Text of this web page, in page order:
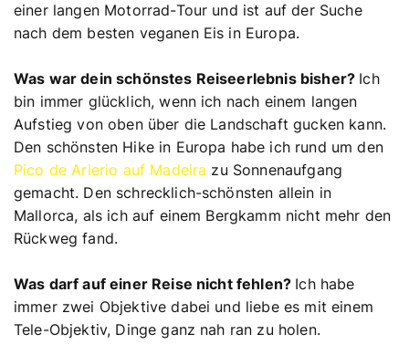
einer langen Motorrad-Tour und ist auf der Suche
nach dem besten veganen Eis in Europa.
Was war dein schönstes Reiseerlebnis bisher? Ich
bin immer glücklich, wenn ich nach einem langen
Aufstieg von oben über die Landschaft gucken kann.
Den schönsten Hike in Europa habe ich rund um den
Pico de Arierio auf Madeira zu Sonnenaufgang
gemacht. Den schrecklich-schönsten allein in
Mallorca, als ich auf einem Bergkamm nicht mehr den
Rückweg fand.
Was darf auf einer Reise nicht fehlen? Ich habe
immer zwei Objektive dabei und liebe es mit einem
Tele-Objektiv, Dinge ganz nah ran zu holen.